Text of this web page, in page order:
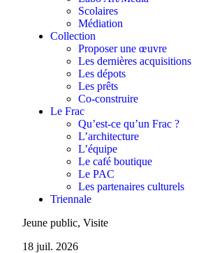
Scolaires
Médiation
Collection
Proposer une œuvre
Les dernières acquisitions
Les dépots
Les prêts
Co-construire
Le Frac
Qu’est-ce qu’un Frac ?
L’architecture
L’équipe
Le café boutique
Le PAC
Les partenaires culturels
Triennale
Jeune public, Visite
18 juil. 2026